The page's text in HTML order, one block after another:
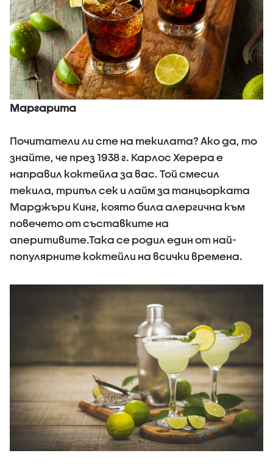
Маргарита
Почитатели ли сте на текилата? Ако да, то
знайте, че през 1938 г. Карлос Херера е
направил коктейла за вас. Той смесил
текила, трипъл сек и лайм за танцьорката
Марджъри Кинг, която била алергична към
повечето от съставките на
аперитивите.Така се родил един от най-
популярните коктейли на всички времена.